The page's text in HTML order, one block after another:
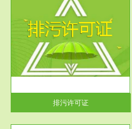
排污许可证
服务范围
应急预案
根据《中华人民共和国环境保护
法》第十九条 企业事业单位应
当按照...